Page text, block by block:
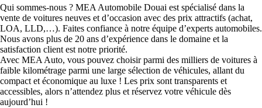
Qui sommes-nous ? MEA Automobile Douai est spécialisé dans la
vente de voitures neuves et d’occasion avec des prix attractifs (achat,
LOA, LLD,…). Faites confiance à notre équipe d’experts automobiles.
Nous avons plus de 20 ans d’expérience dans le domaine et la
satisfaction client est notre priorité.
Avec MEA Auto, vous pouvez choisir parmi des milliers de voitures à
faible kilométrage parmi une large sélection de véhicules, allant du
compact et économique au luxe ! Les prix sont transparents et
accessibles, alors n’attendez plus et réservez votre véhicule dès
aujourd’hui !